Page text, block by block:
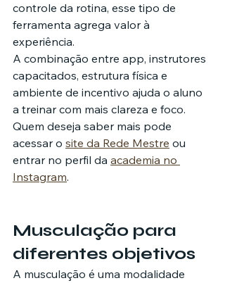
controle da rotina, esse tipo de
ferramenta agrega valor à
experiência.
A combinação entre app, instrutores
capacitados, estrutura física e
ambiente de incentivo ajuda o aluno
a treinar com mais clareza e foco.
Quem deseja saber mais pode
acessar o site da Rede Mestre ou
entrar no perfil da academia no
Instagram.
Musculação para
diferentes objetivos
A musculação é uma modalidade